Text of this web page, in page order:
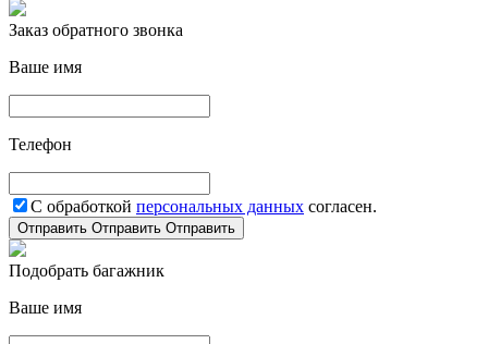
Заказ обратного звонка
Ваше имя
Телефон
С обработкой персональных данных согласен.
Отправить Отправить Отправить
Подобрать багажник
Ваше имя